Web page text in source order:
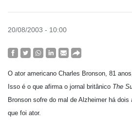
20/08/2003 - 10:00
O ator americano Charles Bronson, 81
Isso é o que afirma o jornal britânico The
Bronson sofre do mal de Alzheimer há
que foi ator.